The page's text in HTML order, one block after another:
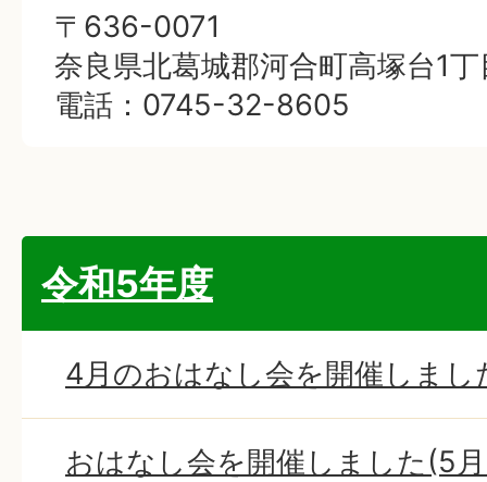
〒636-0071
奈良県北葛城郡河合町高塚台1
電話：0745-32-8605
令和5年度
4月のおはなし会を開催しまし
おはなし会を開催しました(5